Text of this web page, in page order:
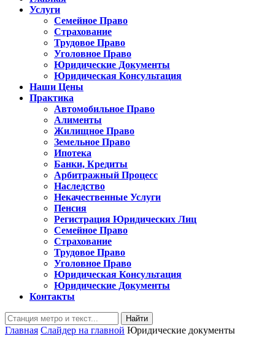
Услуги
Семейное Право
Страхование
Трудовое Право
Уголовное Право
Юридические Документы
Юридическая Консультация
Наши Цены
Практика
Автомобильное Право
Алименты
Жилищное Право
Земельное Право
Ипотека
Банки, Кредиты
Арбитражный Процесс
Наследство
Некачественные Услуги
Пенсия
Регистрация Юридических Лиц
Семейное Право
Страхование
Трудовое Право
Уголовное Право
Юридическая Консультация
Юридические Документы
Контакты
Кнопка
Закрыть
Найти:
Главная Слайдер на главной Юридические документы